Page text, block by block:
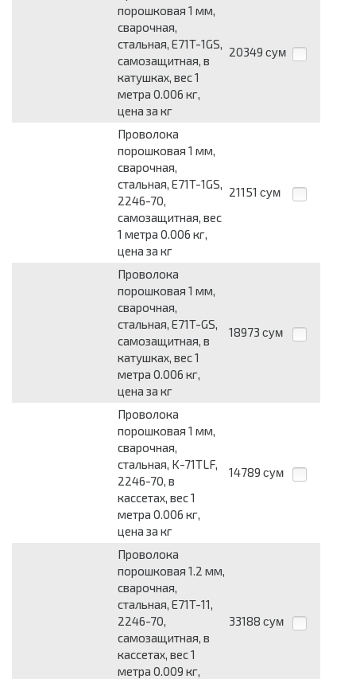
порошковая 1 мм,
сварочная,
стальная, E71T-1GS,
самозащитная, в
катушках, вес 1
метра 0.006 кг,
цена за кг
20349 сум
Проволока
порошковая 1 мм,
сварочная,
стальная, E71T-1GS,
2246-70,
самозащитная, вес
1 метра 0.006 кг,
цена за кг
21151 сум
Проволока
порошковая 1 мм,
сварочная,
стальная, E71T-GS,
самозащитная, в
катушках, вес 1
метра 0.006 кг,
цена за кг
18973 сум
Проволока
порошковая 1 мм,
сварочная,
стальная, K-71TLF,
2246-70, в
кассетах, вес 1
метра 0.006 кг,
цена за кг
14789 сум
Проволока
порошковая 1.2 мм,
сварочная,
стальная, E71T-11,
2246-70,
самозащитная, в
кассетах, вес 1
метра 0.009 кг,
33188 сум